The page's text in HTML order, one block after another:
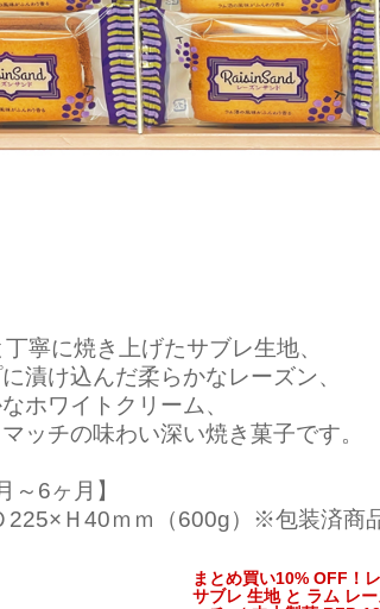
寧に焼き上げたサブレ生地、
漬け込んだ柔らかなレーズン、
ホワイトクリーム、
ッチの味わい深い焼き菓子です。
～6ヶ月】
225×Ｈ40ｍｍ（600g）※包装済商
まとめ買い10% OFF！
サブレ 生地 と ラム レ